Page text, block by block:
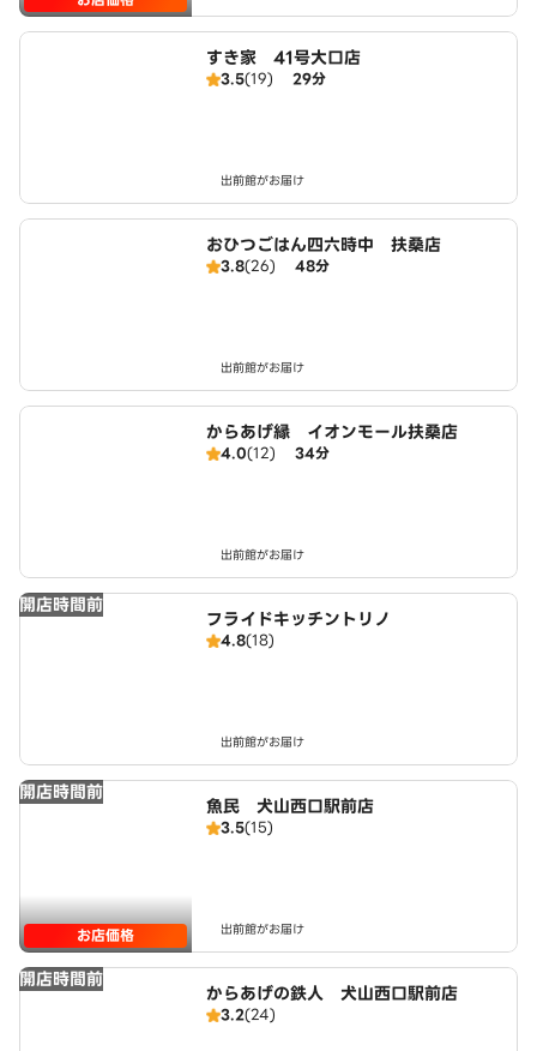
すき家 41号大口店
3.5(19) 29分
出前館がお届け
おひつごはん四六時中 扶桑店
3.8(26) 48分
出前館がお届け
からあげ縁 イオンモール扶桑店
4.0(12) 34分
出前館がお届け
開店時間前
フライドキッチントリノ
4.8(18)
出前館がお届け
開店時間前
お店価格
魚民 犬山西口駅前店
3.5(15)
出前館がお届け
開店時間前
からあげの鉄人 犬山西口駅前店
3.2(24)